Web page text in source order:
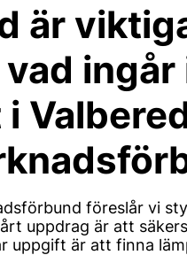
är
föreslår vi
uppdrag är att
uppgift är att finna